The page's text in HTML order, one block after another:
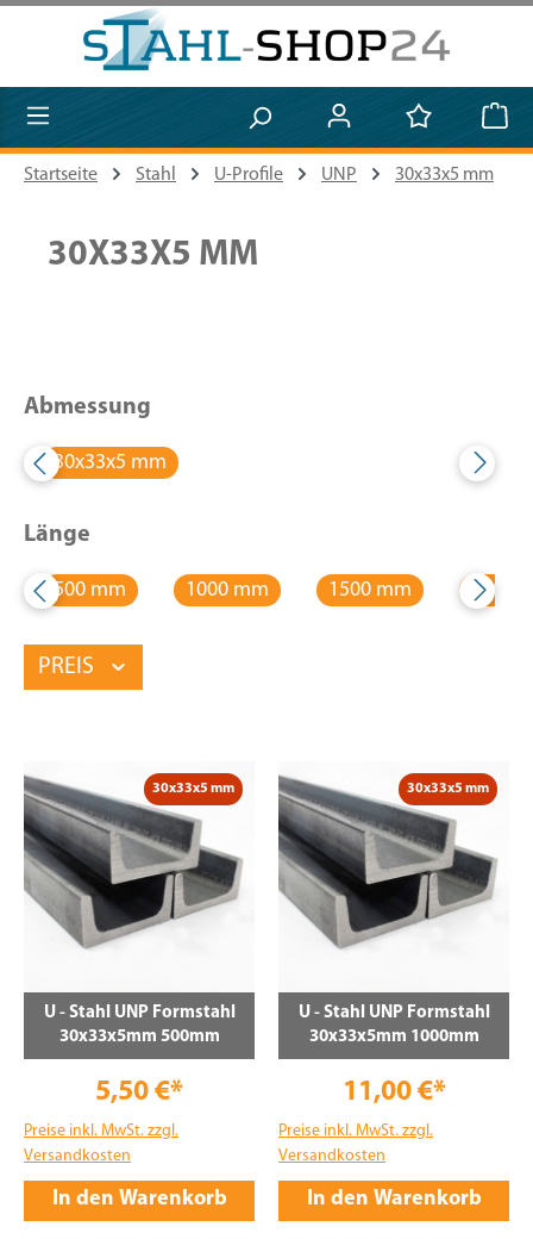
Zum Hauptinhalt springen
Startseite Stahl U-Profile UNP 30x33x5 mm
30X33X5 MM
Abmessung
30x33x5 mm
Länge
500 mm 1000 mm 1500 mm 2000
PREIS
30x33x5 mm
U - Stahl UNP Formstahl
30x33x5mm 500mm
5,50 €*
Preise inkl. MwSt. zzgl.
Versandkosten
In den Warenkorb
30x33x5 mm
U - Stahl UNP Formstahl
30x33x5mm 1000mm
11,00 €*
Preise inkl. MwSt. zzgl.
Versandkosten
In den Warenkorb